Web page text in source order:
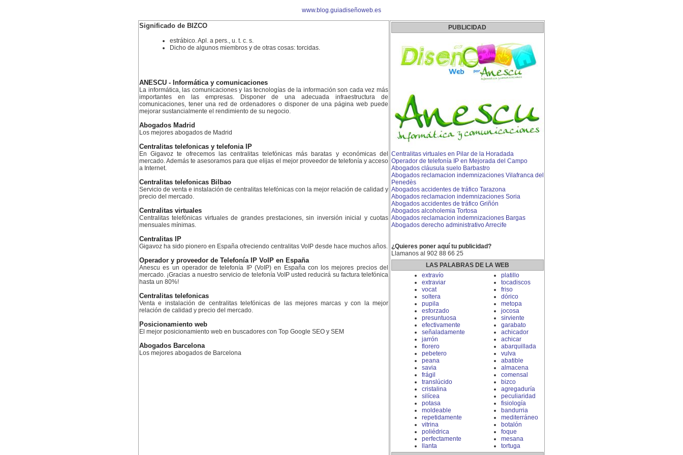
www.blog.guiadiseñoweb.es
Significado de BIZCO
estrábico. Apl. a pers., u. t. c. s.
Dicho de algunos miembros y de otras cosas: torcidas.
ANESCU - Informática y comunicaciones
La informática, las comunicaciones y las tecnologías de la información son cada vez más
importantes en las empresas. Disponer de una adecuada infraestructura de
comunicaciones, tener una red de ordenadores o disponer de una página web puede
mejorar sustancialmente el rendimiento de su negocio.
Abogados Madrid
Los mejores abogados de Madrid
Centralitas telefonicas y telefonia IP
En Gigavoz te ofrecemos las centralitas telefónicas más baratas y económicas del
mercado. Además te asesoramos para que elijas el mejor proveedor de telefonía y acceso
a Internet.
Centralitas telefonicas Bilbao
Servicio de venta e instalación de centralitas telefónicas con la mejor relación de calidad y
precio del mercado.
Centralitas virtuales
Centralitas telefónicas virtuales de grandes prestaciones, sin inversión inicial y cuotas
mensuales mínimas.
Centralitas IP
Gigavoz ha sido pionero en España ofreciendo centralitas VoIP desde hace muchos años.
Operador y proveedor de Telefonía IP VoIP en España
Anescu es un operador de telefonía IP (VoIP) en España con los mejores precios del
mercado. ¡Gracias a nuestro servicio de telefonía VoIP usted reducirá su factura telefónica
hasta un 80%!
Centralitas telefonicas
Venta e instalación de centralitas telefónicas de las mejores marcas y con la mejor
relación de calidad y precio del mercado.
Posicionamiento web
El mejor posicionamiento web en buscadores con Top Google SEO y SEM
Abogados Barcelona
Los mejores abogados de Barcelona
PUBLICIDAD
Centralitas virtuales en Pilar de la Horadada
Operador de telefonía IP en Mejorada del Campo
Abogados cláusula suelo Barbastro
Abogados reclamacion indemnizaciones Vilafranca del
Penedès
Abogados accidentes de tráfico Tarazona
Abogados reclamacion indemnizaciones Soria
Abogados accidentes de tráfico Griñón
Abogados alcoholemia Tortosa
Abogados reclamacion indemnizaciones Bargas
Abogados derecho administrativo Arrecife
¿Quieres poner aquí tu publicidad?
Llamanos al 902 88 66 25
LAS PALABRAS DE LA WEB
extravío
extraviar
vocat
soltera
pupila
esforzado
presuntuosa
efectivamente
señaladamente
jarrón
florero
pebetero
peana
savia
frágil
translúcido
cristalina
silícea
potasa
moldeable
repetidamente
vitrina
poliédrica
perfectamente
llanta
platillo
tocadiscos
friso
dórico
metopa
jocosa
sirviente
garabato
achicador
achicar
abarquillada
vulva
abatible
almacena
comensal
bizco
agregaduría
peculiaridad
fisiología
bandurria
mediterráneo
botalón
foque
mesana
tortuga